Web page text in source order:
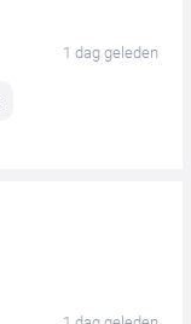
1 dag geleden